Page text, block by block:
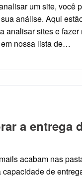
um site, você
análise. Aqui
analisar sites e fazer
nossa lista de…
a entrega
acabam nas
de